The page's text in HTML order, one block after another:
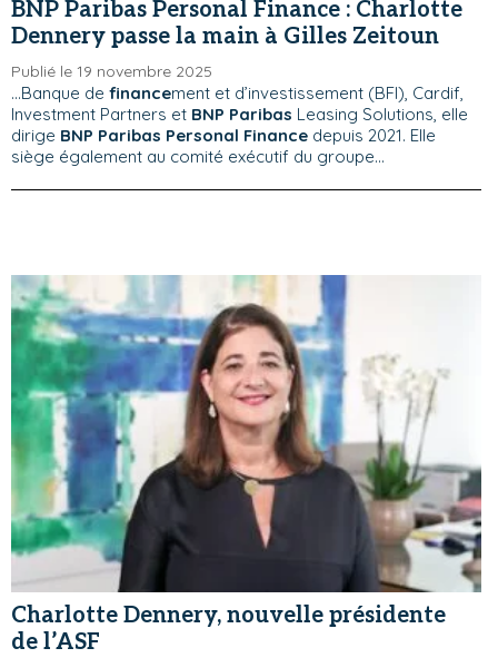
BNP Paribas Personal Finance : Charlotte
Dennery passe la main à Gilles Zeitoun
Publié le 19 novembre 2025
...Banque de financement et d’investissement (BFI), Cardif,
Investment Partners et BNP Paribas Leasing Solutions, elle
dirige BNP Paribas Personal Finance depuis 2021. Elle
siège également au comité exécutif du groupe...
Charlotte Dennery, nouvelle présidente
de l’ASF